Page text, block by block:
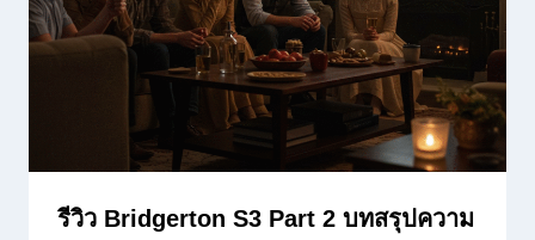
รีวิว Bridgerton S3 Part 2 บทสรุปความ